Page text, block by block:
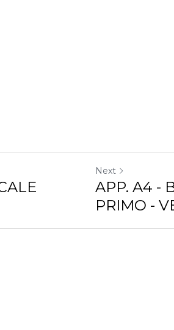
Next
APP. A4 -
PRIMO -